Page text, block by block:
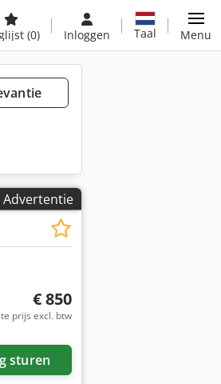
(0) Inloggen Taal Menu
Advertentie
Vraag meer foto's aan
€ 850
prijs excl. btw
sturen